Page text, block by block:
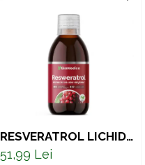
RESVERATROL LICHID
250 ML
51,99 Lei